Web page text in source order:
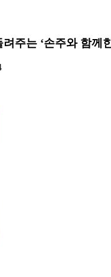
주는 ‘손주와 함께